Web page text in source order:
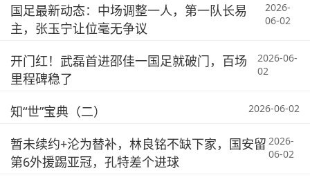
国足最新动态：中场调整一人，第一队长易
主，张玉宁让位毫无争议
2026-
06-02
开门红！武磊首进邵佳一国足就破门，百场
里程碑稳了
2026-06-
02
知“世”宝典（二） 2026-06-02
暂未续约+沦为替补，林良铭不缺下家，国安留
第6外援踢亚冠，孔特差个进球
2026-
06-02